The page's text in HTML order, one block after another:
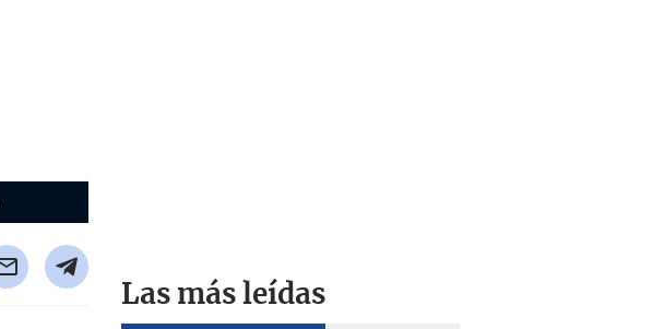
Las más leídas